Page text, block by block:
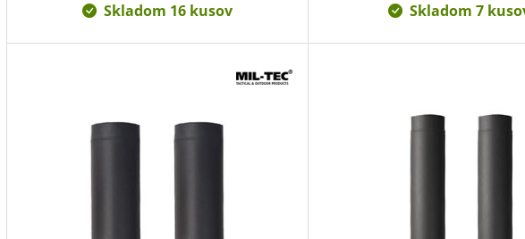
Skladom 16 kusov Skladom 7